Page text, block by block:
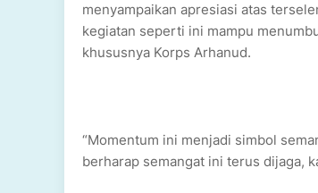
menyampaikan apresiasi atas
kegiatan seperti ini mampu
khususnya Korps Arhanud.
“Momentum ini menjadi simbol
berharap semangat ini terus dijaga,